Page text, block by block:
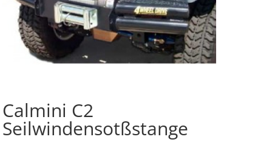
Calmini C2
Seilwindensotßstange